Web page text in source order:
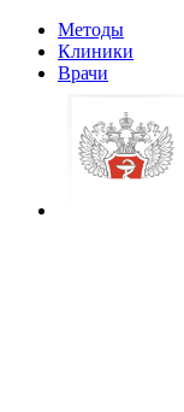
Методы
Клиники
Врачи